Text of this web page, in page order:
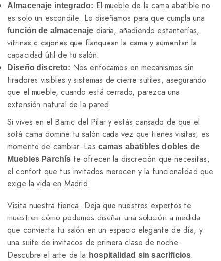
Almacenaje integrado: El mueble de la cama abatible no
es solo un escondite. Lo diseñamos para que cumpla una
función de almacenaje diaria, añadiendo estanterías,
vitrinas o cajones que flanquean la cama y aumentan la
capacidad útil de tu salón.
Diseño discreto: Nos enfocamos en mecanismos sin
tiradores visibles y sistemas de cierre sutiles, asegurando
que el mueble, cuando está cerrado, parezca una
extensión natural de la pared.
Si vives en el Barrio del Pilar y estás cansado de que el
sofá cama domine tu salón cada vez que tienes visitas, es
momento de cambiar. Las camas abatibles dobles de
Muebles Parchís te ofrecen la discreción que necesitas,
el confort que tus invitados merecen y la funcionalidad que
exige la vida en Madrid.
Visita nuestra tienda. Deja que nuestros expertos te
muestren cómo podemos diseñar una solución a medida
que convierta tu salón en un espacio elegante de día, y
una suite de invitados de primera clase de noche.
Descubre el arte de la hospitalidad sin sacrificios.